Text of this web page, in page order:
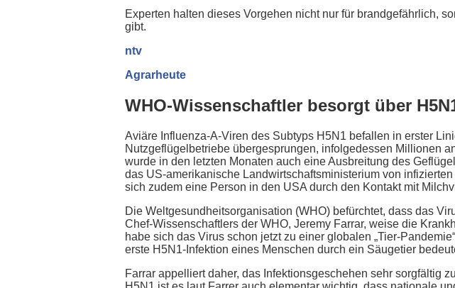
Experten halten dieses Vorgehen nicht nur für brandgefährlich,
gibt.
ntv
Agrarheute
WHO-Wissenschaftler besorgt über
Aviäre Influenza-A-Viren des Subtyps H5N1 befallen in erster
Nutzgeflügelbetriebe übergesprungen, infolgedessen Millionen
wurde in den letzten Monaten auch eine Ausbreitung des
das US-amerikanische Landwirtschaftsministerium von
sich zudem eine Person in den USA durch den Kontakt mit
Die Weltgesundheitsorganisation (WHO) befürchtet, dass das
Chef-Wissenschaftlers der WHO, Jeremy Farrar, weise die
habe sich das Virus schon jetzt zu einer globalen „Tier-
erste H5N1-Infektion eines Menschen durch ein Säugetier
Farrar appelliert daher, das Infektionsgeschehen sehr sorgfältig